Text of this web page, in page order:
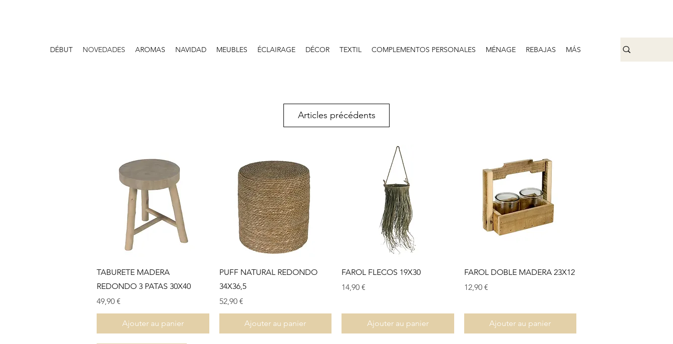
DÉBUT NOVEDADES AROMAS NAVIDAD MEUBLES ÉCLAIRAGE DÉCOR TEXTIL COMPLEMENTOS PERSONALES MÉNAGE REBAJAS MÁS
Articles précédents
Aperçu rapide
TABURETE MADERA
REDONDO 3 PATAS 30X40
Prix
49,90 €
Ajouter au panier
Aperçu rapide
PUFF NATURAL REDONDO
34X36,5
Prix
52,90 €
Ajouter au panier
Aperçu rapide
FAROL FLECOS 19X30
Prix
14,90 €
Ajouter au panier
Aperçu rapide
FAROL DOBLE MADERA 23X12
Prix
12,90 €
Ajouter au panier